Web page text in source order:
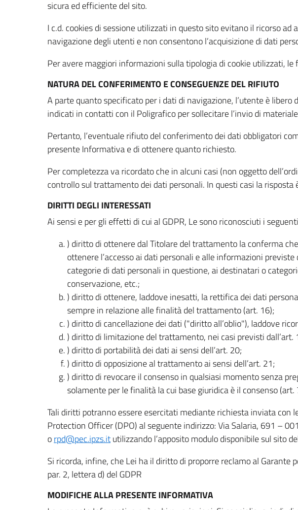
sicura ed efficiente del sito.
I c.d. cookies di sessione utilizzati in questo sito evitano il ricorso
navigazione degli utenti e non consentono l’acquisizione di dati
Per avere maggiori informazioni sulla tipologia di cookie utilizzati,
NATURA DEL CONFERIMENTO E CONSEGUENZE DEL RIFIUTO
A parte quanto specificato per i dati di navigazione, l’utente è
indicati in contatti con il Poligrafico per sollecitare l’invio di
Pertanto, l’eventuale rifiuto del conferimento dei dati obbligatori
presente Informativa e di ottenere quanto richiesto.
Per completezza va ricordato che in alcuni casi (non oggetto
controllo sul trattamento dei dati personali. In questi casi la
DIRITTI DEGLI INTERESSATI
Ai sensi e per gli effetti di cui al GDPR, Le sono riconosciuti i
) diritto di ottenere dal Titolare del trattamento la conferma
ottenere l’accesso ai dati personali e alle informazioni
categorie di dati personali in questione, ai destinatari o
conservazione, etc.;
) diritto di ottenere, laddove inesatti, la rettifica dei dati
sempre in relazione alle finalità del trattamento (art. 16);
) diritto di cancellazione dei dati ("diritto all’oblio"), laddove
) diritto di limitazione del trattamento, nei casi previsti dall’art.
) diritto di portabilità dei dati ai sensi dell’art. 20;
) diritto di opposizione al trattamento ai sensi dell’art. 21;
) diritto di revocare il consenso in qualsiasi momento senza
solamente per le finalità la cui base giuridica è il consenso (art.
Tali diritti potranno essere esercitati mediante richiesta inviata con
Protection Officer (DPO) al seguente indirizzo: Via Salaria, 691 –
orpd@pec.ipzs.itutilizzando l’apposito modulo disponibile sul sito
Si ricorda, infine, che Lei ha il diritto di proporre reclamo al
par. 2, lettera d) del GDPR
MODIFICHE ALLA PRESENTE INFORMATIVA